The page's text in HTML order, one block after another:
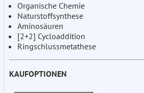
Organische Chemie
Naturstoffsynthese
Aminosäuren
[2+2] Cycloaddition
Ringschlussmetathese
KAUFOPTIONEN